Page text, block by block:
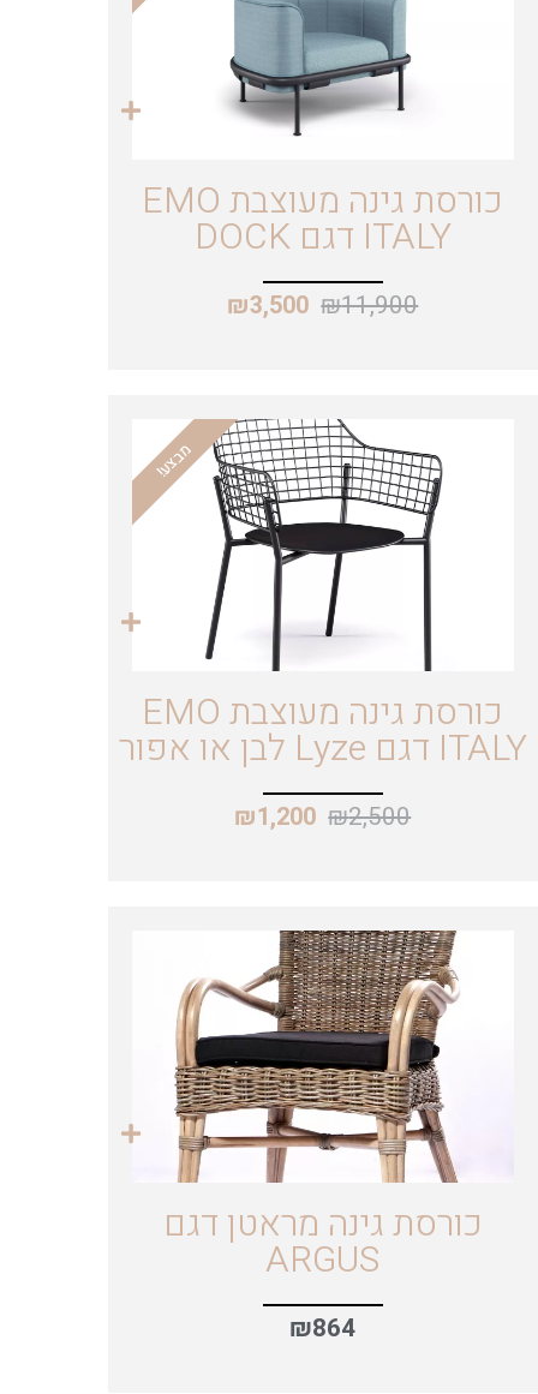
כורסת גינה מעוצבת EMO
ITALY דגם DOCK
₪11,900
₪3,500
מבצע!
כורסת גינה מעוצבת EMO
ITALY דגם Lyze לבן או אפור
₪2,500
₪1,200
כורסת גינה מראטן דגם
ARGUS
₪864